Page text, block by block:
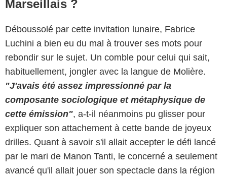
Marseillais ?
Déboussolé par cette invitation lunaire, Fabrice
Luchini a bien eu du mal à trouver ses mots pour
rebondir sur le sujet. Un comble pour celui qui sait,
habituellement, jongler avec la langue de Molière.
"J'avais été assez impressionné par la
composante sociologique et métaphysique de
cette émission", a-t-il néanmoins pu glisser pour
expliquer son attachement à cette bande de joyeux
drilles. Quant à savoir s'il allait accepter le défi lancé
par le mari de Manon Tanti, le concerné a seulement
avancé qu'il allait jouer son spectacle dans la région